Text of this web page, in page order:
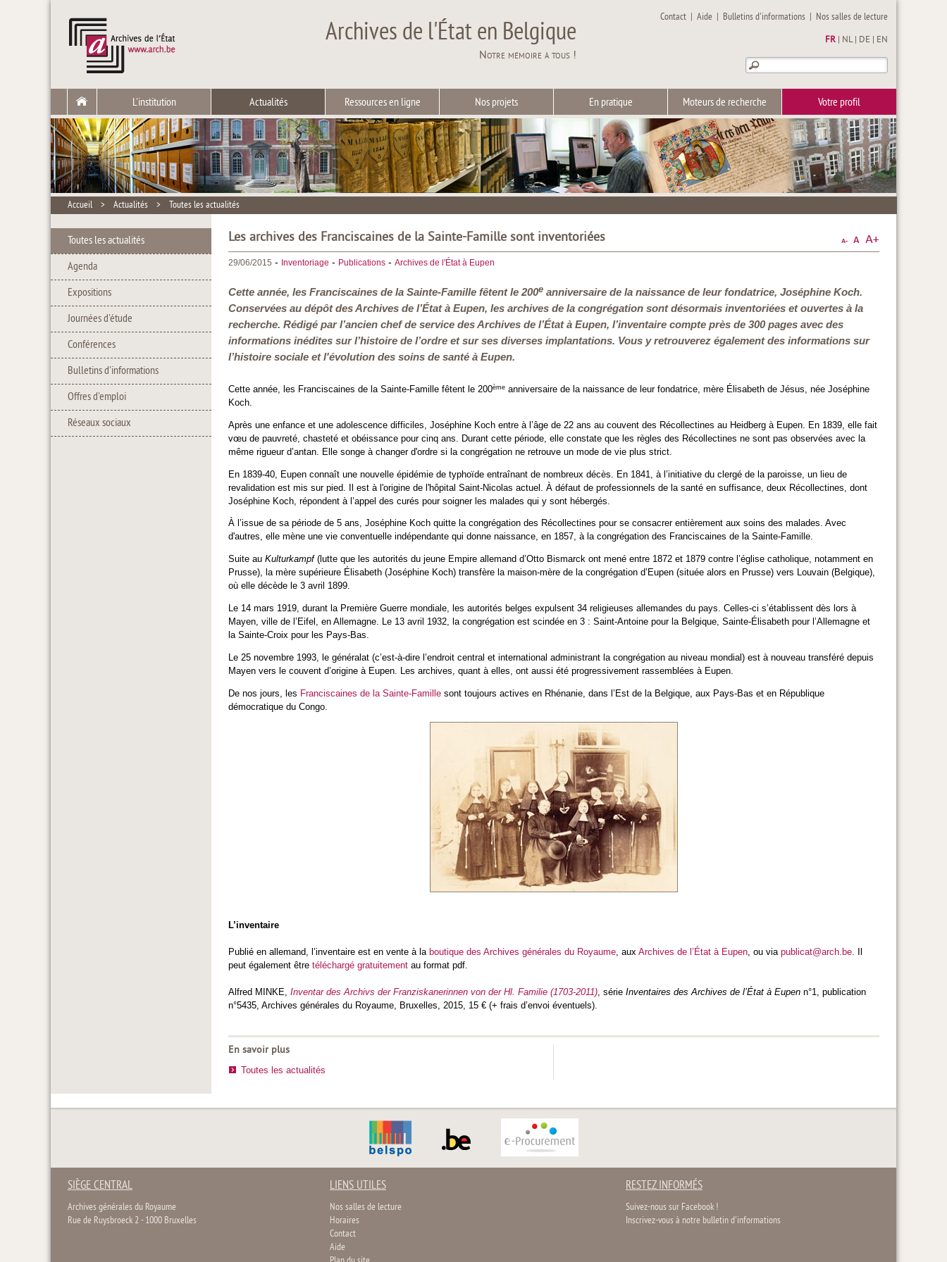
Archives de l'État en Belgique
Notre mémoire à tous !
Contact |Aide | Bulletins d'informations | Nos salles de lecture
FR NL| DE EN
L'institution Actualités Ressources en ligne Nos projets En pratique Moteurs de recherche Votre profil
Accueil > Actualités > Toutes les actualités
Toutes les actualités
Agenda
Expositions
Journées d'étude
Conférences
Bulletins d'informations
Offres d'emploi
Réseaux sociaux
Les archives des Franciscaines de la Sainte-Famille sont inventoriées
29/06/2015 - Inventoriage - Publications - Archives de l'État à Eupen
Cette année, les Franciscaines de la Sainte-Famille fêtent le 200e anniversaire de la naissance de leur fondatrice, Joséphine Koch.
Conservées au dépôt des Archives de l’État à Eupen, les archives de la congrégation sont désormais inventoriées et ouvertes à la
recherche. Rédigé par l’ancien chef de service des Archives de l’État à Eupen, l’inventaire compte près de 300 pages avec des
informations inédites sur l’histoire de l’ordre et sur ses diverses implantations. Vous y retrouverez également des informations sur
l’histoire sociale et l'évolution des soins de santé à Eupen.
Cette année, les Franciscaines de la Sainte-Famille fêtent le 200ème anniversaire de la naissance de leur fondatrice, mère Élisabeth de Jésus, née Joséphine
Koch.
Après une enfance et une adolescence difficiles, Joséphine Koch entre à l’âge de 22 ans au couvent des Récollectines au Heidberg à Eupen. En 1839, elle fait
vœu de pauvreté, chasteté et obéissance pour cinq ans. Durant cette période, elle constate que les règles des Récollectines ne sont pas observées avec la
même rigueur d’antan. Elle songe à changer d'ordre si la congrégation ne retrouve un mode de vie plus strict.
En 1839-40, Eupen connaît une nouvelle épidémie de typhoïde entraînant de nombreux décès. En 1841, à l’initiative du clergé de la paroisse, un lieu de
revalidation est mis sur pied. Il est à l'origine de l'hôpital Saint-Nicolas actuel. À défaut de professionnels de la santé en suffisance, deux Récollectines, dont
Joséphine Koch, répondent à l’appel des curés pour soigner les malades qui y sont hébergés.
À l’issue de sa période de 5 ans, Joséphine Koch quitte la congrégation des Récollectines pour se consacrer entièrement aux soins des malades. Avec
d'autres, elle mène une vie conventuelle indépendante qui donne naissance, en 1857, à la congrégation des Franciscaines de la Sainte-Famille.
Suite au Kulturkampf(lutte que les autorités du jeune Empire allemand d’Otto Bismarck ont mené entre 1872 et 1879 contre l’église catholique, notamment en
Prusse), la mère supérieure Élisabeth (Joséphine Koch) transfère la maison-mère de la congrégation d’Eupen (située alors en Prusse) vers Louvain (Belgique),
où elle décède le 3 avril 1899.
Le 14 mars 1919, durant la Première Guerre mondiale, les autorités belges expulsent 34 religieuses allemandes du pays. Celles-ci s’établissent dès lors à
Mayen, ville de l’Eifel, en Allemagne. Le 13 avril 1932, la congrégation est scindée en 3 : Saint-Antoine pour la Belgique, Sainte-Élisabeth pour l’Allemagne et
la Sainte-Croix pour les Pays-Bas.
Le 25 novembre 1993, le généralat (c’est-à-dire l’endroit central et international administrant la congrégation au niveau mondial) est à nouveau transféré depuis
Mayen vers le couvent d’origine à Eupen. Les archives, quant à elles, ont aussi été progressivement rassemblées à Eupen.
De nos jours, les Franciscaines de la Sainte-Famille sont toujours actives en Rhénanie, dans l’Est de la Belgique, aux Pays-Bas et en République
démocratique du Congo.
L’inventaire
Publié en allemand, l’inventaire est en vente à la boutique des Archives générales du Royaume, aux Archives de l’État à Eupen, ou via publicat@arch.be. Il
peut également être téléchargé gratuitement au format pdf.
Alfred MINKE, Inventar des Archivs der Franziskanerinnen von der Hl. Familie (1703-2011), série Inventaires des Archives de l’État à Eupen n°1, publication
n°5435, Archives générales du Royaume, Bruxelles, 2015, 15 € (+ frais d’envoi éventuels).
En savoir plus
Toutes les actualités
SIÈGE CENTRAL
Archives générales du Royaume
Rue de Ruysbroeck 2 - 1000 Bruxelles
LIENS UTILES
Nos salles de lecture
Horaires
Contact
Aide
RESTEZ INFORMÉS
Suivez-nous sur Facebook !
Inscrivez-vous à notre bulletin d'informations